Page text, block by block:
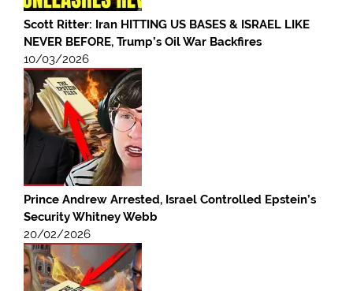
Scott Ritter: Iran HITTING US BASES & ISRAEL LIKE
NEVER BEFORE, Trump’s Oil War Backfires
10/03/2026
Prince Andrew Arrested, Israel Controlled Epstein’s
Security Whitney Webb
20/02/2026